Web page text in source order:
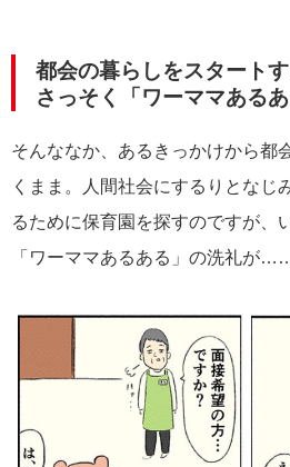
都会の暮らしをスタート
さっそく「ワーママある
そんななか、あるきっかけから都
くまま。人間社会にするりとなじ
るために保育園を探すのですが、
「ワーママあるある」の洗礼が……